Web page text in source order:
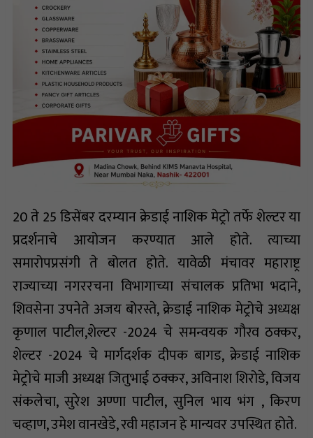
20 ते 25 डिसेंबर दरम्यान क्रेडाई नाशिक मेट्रो तर्फे शेल्टर या
प्रदर्शनाचे आयोजन करण्यात आले होते. त्याच्या
समारोपप्रसंगी ते बोलत होते. यावेळी मंचावर महाराष्ट्र
राज्याच्या नगररचना विभागाच्या संचालक प्रतिभा भदाने,
शिवसेना उपनेते अजय बोरस्ते, क्रेडाई नाशिक मेट्रोचे अध्यक्ष
कृणाल पाटील,शेल्टर -2024 चे समन्वयक गौरव ठक्कर,
शेल्टर -2024 चे मार्गदर्शक दीपक बागड, क्रेडाई नाशिक
मेट्रोचे माजी अध्यक्ष जितुभाई ठक्कर, अविनाश शिरोडे, विजय
संकलेचा, सुरेश अण्णा पाटील, सुनिल भाय भंग , किरण
चव्हाण, उमेश वानखेडे, रवी महाजन हे मान्यवर उपस्थित होते.